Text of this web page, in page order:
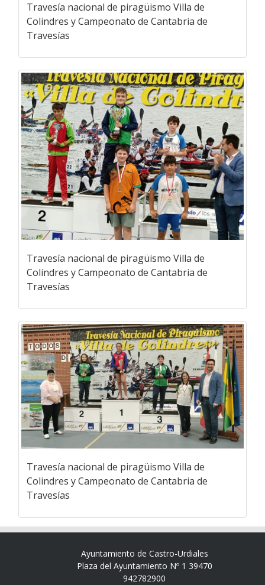
Travesía nacional de piragüismo Villa de
Colindres y Campeonato de Cantabria de
Travesías
Travesía nacional de piragüismo Villa de
Colindres y Campeonato de Cantabria de
Travesías
Travesía nacional de piragüismo Villa de
Colindres y Campeonato de Cantabria de
Travesías
Ayuntamiento de Castro-Urdiales
Plaza del Ayuntamiento Nº 1 39470
942782900